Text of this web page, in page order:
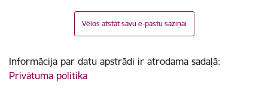
Vēlos atstāt savu e-pastu saziņai
Informācija par datu apstrādi ir atrodama sadaļā:
Privātuma politika